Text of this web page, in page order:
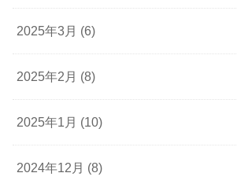
2025年3月 (6)
2025年2月 (8)
2025年1月 (10)
2024年12月 (8)